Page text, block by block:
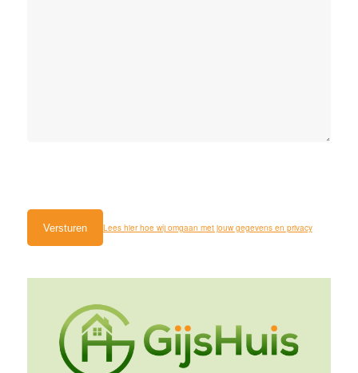
Lees hier hoe wij omgaan met jouw gegevens en privacy